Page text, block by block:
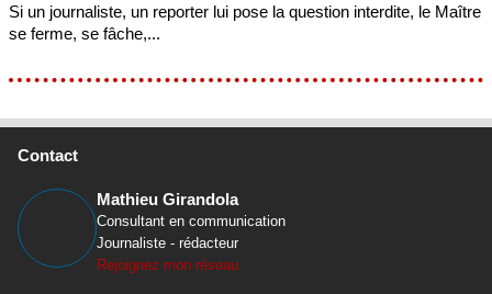
Si un journaliste, un reporter lui pose la question interdite, le Maître
se ferme, se fâche,...
Contact
Mathieu Girandola
Consultant en communication
Journaliste - rédacteur
Rejoignez mon réseau